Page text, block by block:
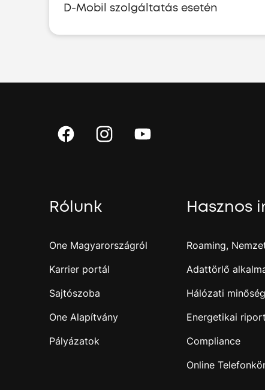
D-Mobil szolgáltatás esetén
Rólunk
One Magyarországról
Karrier portál
Sajtószoba
One Alapítvány
Pályázatok
Hasznos
Roaming,
Adattörlő
Hálózati
Energetikai riport
Compliance
Online